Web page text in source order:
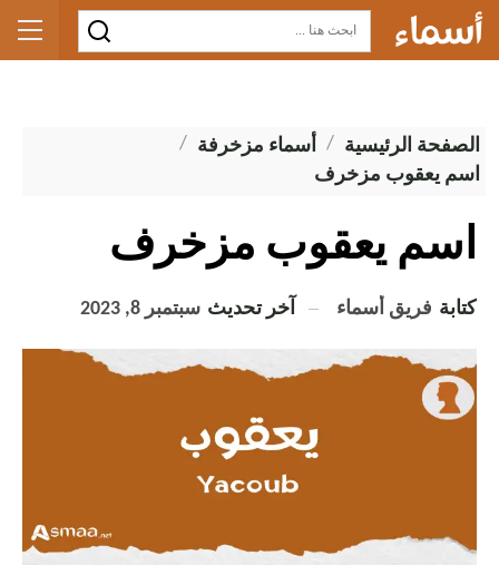
الصفحة الرئيسية
أسماء مزخرفة
اسم يعقوب مزخرف
اسم يعقوب مزخرف
كتابة فريق أسماء آخر تحديث سبتمبر 8, 2023